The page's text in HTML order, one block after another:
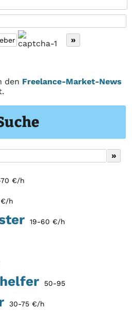
€/h
€/h
19-60 €/h
50-95
30-75 €/h
den Freelance-Market-News